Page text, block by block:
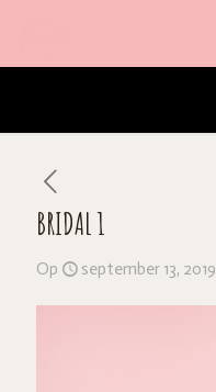
BRIDAL 1
Op september 13, 2019